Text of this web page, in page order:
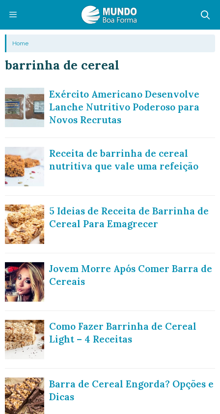
conteúdo
Menu
Home
barrinha de cereal
Exército Americano Desenvolve
Lanche Nutritivo Poderoso para
Novos Recrutas
Receita de barrinha de cereal
nutritiva que vale uma refeição
5 Ideias de Receita de Barrinha de
Cereal Para Emagrecer
Jovem Morre Após Comer Barra de
Cereais
Como Fazer Barrinha de Cereal
Light – 4 Receitas
Barra de Cereal Engorda? Opções e
Dicas